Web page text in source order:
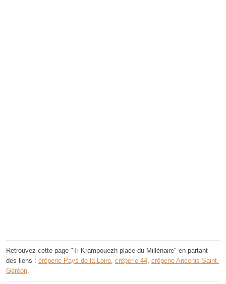
Retrouvez cette page "Ti Krampouezh place du Millénaire" en partant
des liens : crêperie Pays de la Loire, crêperie 44, crêperie Ancenis-Saint-
Géréon.